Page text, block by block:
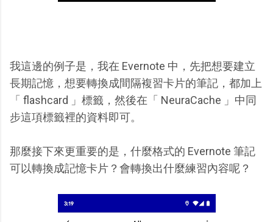
我這邊的例子是，我在 Evernote 中，先把想要建立
長期記憶，想要轉換成間隔複習卡片的筆記，都加上
「 flashcard 」標籤，然後在「 NeuraCache 」中同
步這項標籤裡的資料即可。
那麼接下來更重要的是，什麼格式的 Evernote 筆記
可以轉換成記憶卡片？會轉換出什麼練習內容呢？